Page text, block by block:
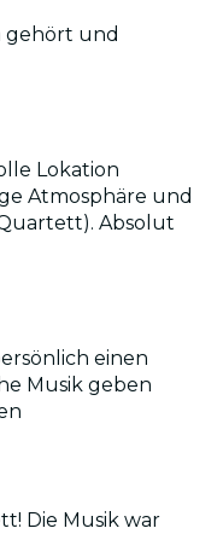
gehört und
Lokation
Atmosphäre und
Absolut
einen
Musik geben
Die Musik war